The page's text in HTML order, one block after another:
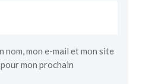
nom, mon e-mail et mon site
mon prochain